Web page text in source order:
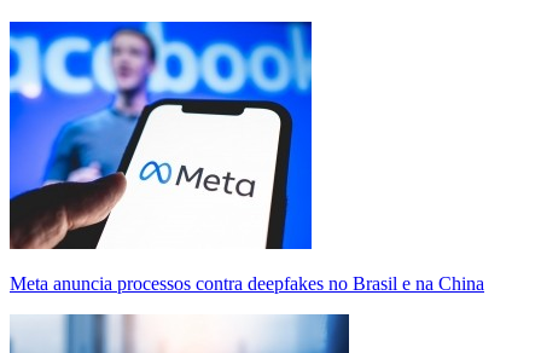
Meta anuncia processos contra deepfakes no Brasil e na China